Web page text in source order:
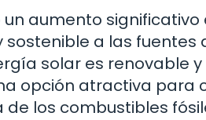
aumento
a las
solar es renovable
opción atractiva para
los combustibles